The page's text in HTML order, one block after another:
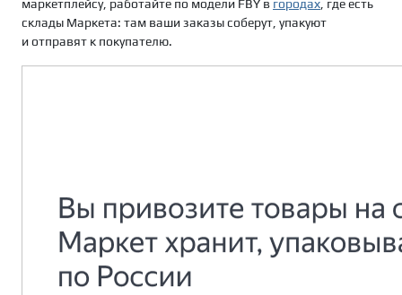
маркетплейсу, работайте по модели FBY в городах , где есть
склады Маркета: там ваши заказы соберут, упакуют
и отправят к покупателю.